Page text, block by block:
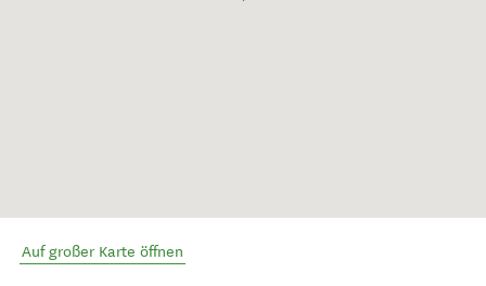
Auf großer Karte öffnen